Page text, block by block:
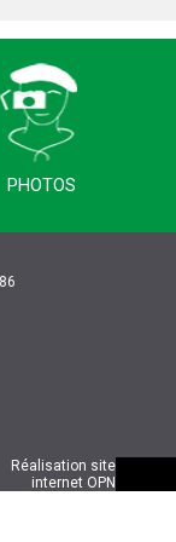
PHOTOS
Réalisation site
internet OPN